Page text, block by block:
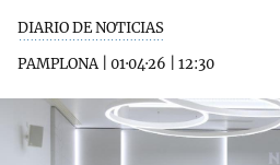
DIARIO DE NOTICIAS
PAMPLONA| 01·04·26 12:30